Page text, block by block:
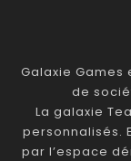
Galaxie
de
La galaxie
personnalisés.
par l’espace